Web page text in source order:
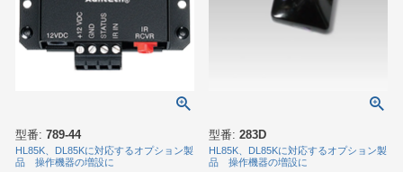
型番: 789-44
HL85K、DL85Kに対応するオプション製
品 操作機器の増設に
型番: 283D
HL85K、DL85Kに対応するオプション製
品 操作機器の増設に